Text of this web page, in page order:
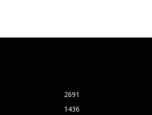
2691
1436